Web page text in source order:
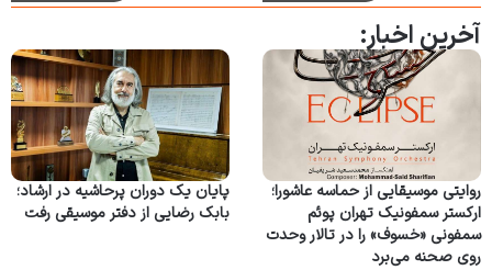
آخرین اخبار:
روایتی موسیقایی از حماسه عاشورا؛
ارکستر سمفونیک تهران پوئم
سمفونی «خسوف» را در تالار وحدت
روی صحنه می‌برد
پایان یک دوران پرحاشیه در ارشاد؛
بابک رضایی از دفتر موسیقی رفت